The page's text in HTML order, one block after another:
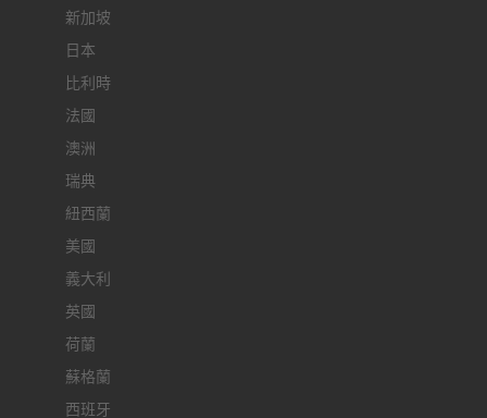
新加坡
日本
比利時
法國
澳洲
瑞典
紐西蘭
美國
義大利
英國
荷蘭
蘇格蘭
西班牙